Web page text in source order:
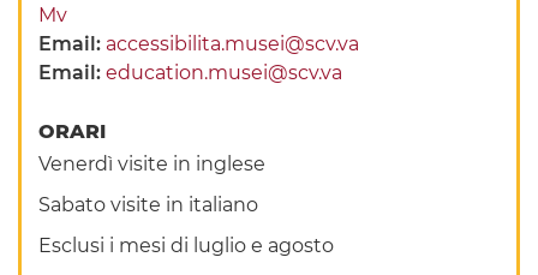
Mv
Email: accessibilita.musei@scv.va
Email:education.musei@scv.va
ORARI
Venerdì visite in inglese
Sabato visite in italiano
Esclusi i mesi di luglio e agosto